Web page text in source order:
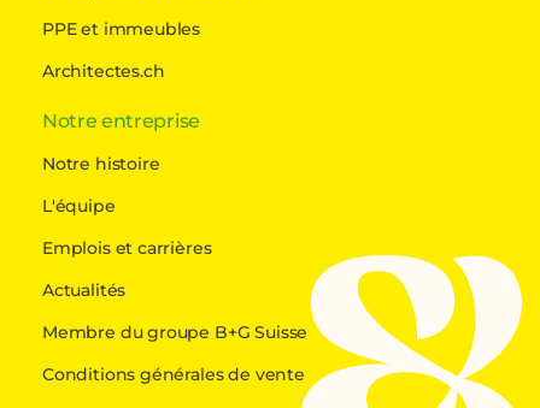
PPE et immeubles
Architectes.ch
Notre entreprise
Notre histoire
L'équipe
Emplois et carrières
Actualités
Membre du groupe B+G Suisse
Conditions générales de vente